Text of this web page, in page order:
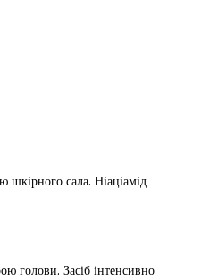
сала. Ніаціамід
голови. Засіб інтенсивно